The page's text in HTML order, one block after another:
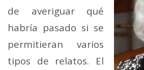
de averiguar qué
habría pasado si se
permitieran varios
tipos de relatos. El